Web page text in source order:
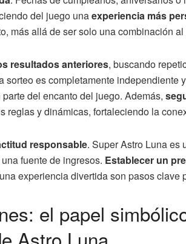
del juego unaexperiencia más
más allá de ser solo una combinación al
resultados anteriores, buscando
es completamente independiente y
del encanto del juego. Además,
reglas y dinámicas, fortaleciendo la
responsable. Super Astro Luna es
fuente de ingresos. Establecer un
experiencia divertida son pasos
el papel